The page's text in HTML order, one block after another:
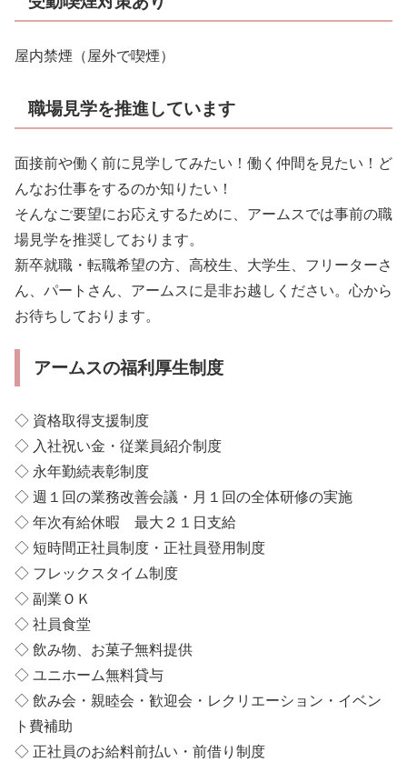
屋内禁煙（屋外で喫煙）
職場見学を推進しています
面接前や働く前に見学してみたい！働く仲間を見たい！ど
んなお仕事をするのか知りたい！
そんなご要望にお応えするために、アームスでは事前の職
場見学を推奨しております。
新卒就職・転職希望の方、高校生、大学生、フリーターさ
ん、パートさん、アームスに是非お越しください。心から
お待ちしております。
アームスの福利厚生制度
◇ 資格取得支援制度
◇ 入社祝い金・従業員紹介制度
◇ 永年勤続表彰制度
◇ 週１回の業務改善会議・月１回の全体研修の実施
◇ 年次有給休暇 最大２１日支給
◇ 短時間正社員制度・正社員登用制度
◇ フレックスタイム制度
◇ 副業ＯＫ
◇ 社員食堂
◇ 飲み物、お菓子無料提供
◇ ユニホーム無料貸与
◇ 飲み会・親睦会・歓迎会・レクリエーション・イベン
ト費補助
◇ 正社員のお給料前払い・前借り制度